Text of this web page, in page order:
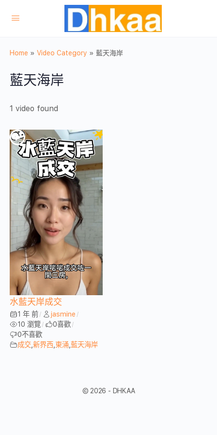
Home » Video Category » 藍天海岸
藍天海岸
1 video found
水藍天岸成交
1 年 前 / jasmine /
10 瀏覽 / 0喜歡 /
0不喜歡
成交 新界西 東涌 藍天海岸
© 2026 - DHKAA